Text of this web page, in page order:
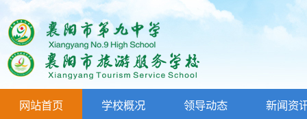
网站首页 学校概况 领导动态 新闻资